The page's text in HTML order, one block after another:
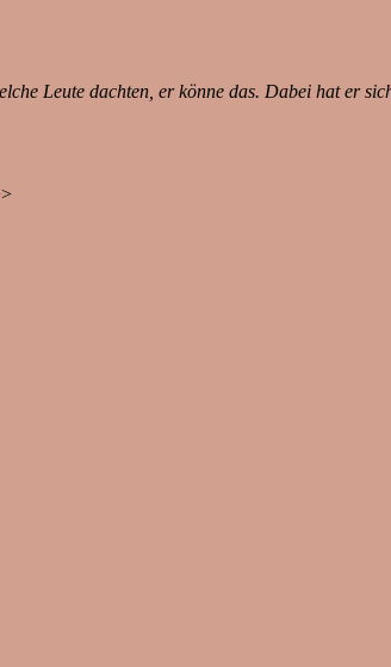
Leute dachten, er könne das. Dabei hat er